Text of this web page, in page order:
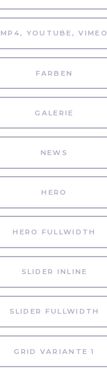
MP4, YOUTUBE, VIMEO
FARBEN
GALERIE
NEWS
HERO
HERO FULLWIDTH
SLIDER INLINE
SLIDER FULLWIDTH
GRID VARIANTE 1